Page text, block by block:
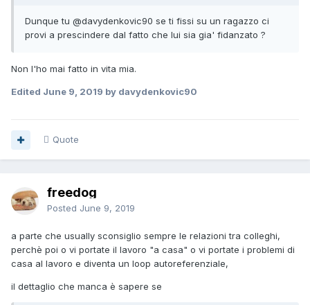
Dunque tu @davydenkovic90 se ti fissi su un ragazzo ci
provi a prescindere dal fatto che lui sia gia' fidanzato ?
Non l'ho mai fatto in vita mia.
Edited June 9, 2019 by davydenkovic90
Quote
freedog
Posted June 9, 2019
a parte che usually sconsiglio sempre le relazioni tra colleghi,
perchè poi o vi portate il lavoro "a casa" o vi portate i problemi di
casa al lavoro e diventa un loop autoreferenziale,
il dettaglio che manca è sapere se